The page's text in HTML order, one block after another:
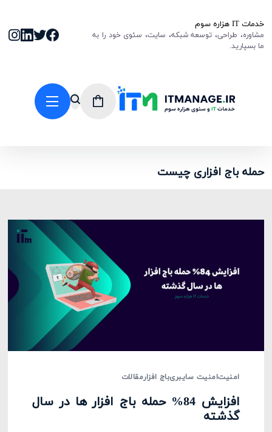
خدمات IT هزاره سوم
مشاوره، طراحی، توسعه شبکه، سایت، سئوی خود را به
ما بسپارید.
حمله باج افزاری چیست
امنیتامنیت سایبریباج افزارمقالات
افزایش 84% حمله باج افزار ها در سال
گذشته